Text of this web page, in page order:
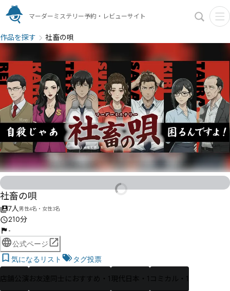
マーダーミステリー予約・レビューサイト
作品を探す 社畜の唄
社畜の唄
7人男性4名・女性3名
210分
-
公式ページ
気になるリスト
タグ投票
店舗公演お友達同士におすすめ・1現代日本・1 コミカル・1